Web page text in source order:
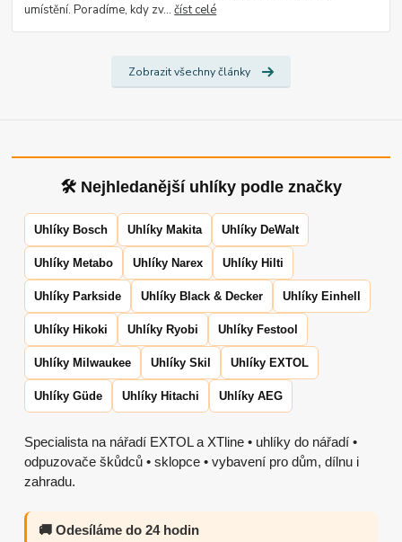
umístění. Poradíme, kdy zv...číst celé
Zobrazit všechny články
🛠 Nejhledanější uhlíky podle značky
Uhlíky Bosch Uhlíky Makita Uhlíky DeWalt
Uhlíky Metabo Uhlíky Narex Uhlíky Hilti
Uhlíky Parkside Uhlíky Black & Decker Uhlíky Einhell
Uhlíky Hikoki Uhlíky Ryobi Uhlíky Festool
Uhlíky Milwaukee Uhlíky Skil Uhlíky EXTOL
Uhlíky Güde Uhlíky Hitachi Uhlíky AEG
Specialista na nářadí EXTOL a XTline • uhlíky do nářadí •
odpuzovače škůdců • sklopce • vybavení pro dům, dílnu i
zahradu.
🚚 Odesíláme do 24 hodin